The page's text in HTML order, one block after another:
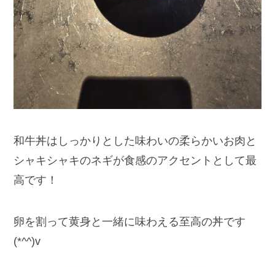
和牛丼はしっかりとした味わいの柔らかいお肉と
シャキシャキのネギが食感のアクセントとして最
高です！
卵を割って黄身と一緒に味わえる至高の丼です
(*^^)v